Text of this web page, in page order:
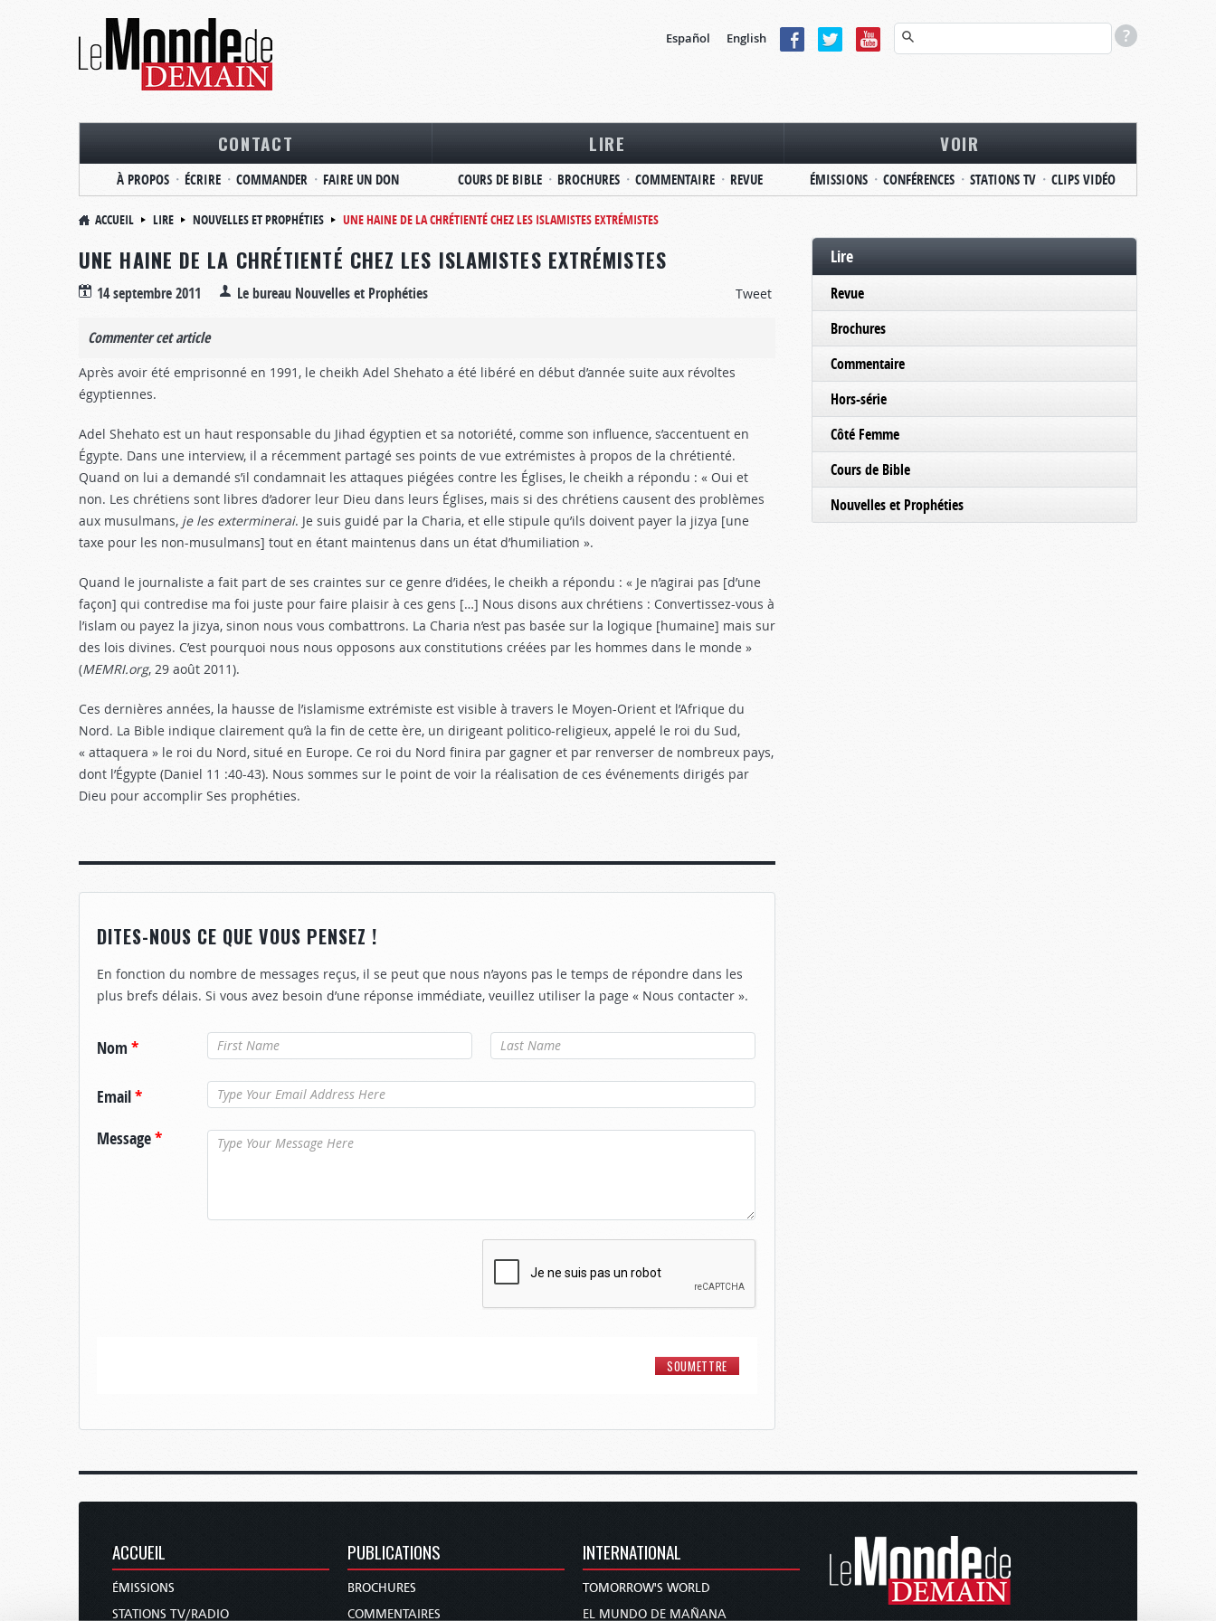
Español English
CONTACT
À PROPOS ÉCRIRE COMMANDER FAIRE UN DON
LIRE
COURS DE BIBLE BROCHURES COMMENTAIRE REVUE
VOIR
ÉMISSIONS CONFÉRENCES STATIONS TV CLIPS VIDÉO
ACCUEIL LIRE NOUVELLES ET PROPHÉTIES UNE HAINE DE LA CHRÉTIENTÉ CHEZ LES ISLAMISTES EXTRÉMISTES
UNE HAINE DE LA CHRÉTIENTÉ CHEZ LES ISLAMISTES EXTRÉMISTES
14 septembre 2011 Le bureau Nouvelles et Prophéties Tweet
Commenter cet article
Après avoir été emprisonné en 1991, le cheikh Adel Shehato a été libéré en début d’année suite aux révoltes
égyptiennes.
Adel Shehato est un haut responsable du Jihad égyptien et sa notoriété, comme son influence, s’accentuent en
Égypte. Dans une interview, il a récemment partagé ses points de vue extrémistes à propos de la chrétienté.
Quand on lui a demandé s’il condamnait les attaques piégées contre les Églises, le cheikh a répondu : « Oui et
non. Les chrétiens sont libres d’adorer leur Dieu dans leurs Églises, mais si des chrétiens causent des problèmes
aux musulmans, je les exterminerai. Je suis guidé par la Charia, et elle stipule qu’ils doivent payer la jizya [une
taxe pour les non-musulmans] tout en étant maintenus dans un état d’humiliation ».
Quand le journaliste a fait part de ses craintes sur ce genre d’idées, le cheikh a répondu : « Je n’agirai pas [d’une
façon] qui contredise ma foi juste pour faire plaisir à ces gens […] Nous disons aux chrétiens : Convertissez-vous à
l’islam ou payez la jizya, sinon nous vous combattrons. La Charia n’est pas basée sur la logique [humaine] mais sur
des lois divines. C’est pourquoi nous nous opposons aux constitutions créées par les hommes dans le monde »
(MEMRI.org, 29 août 2011).
Ces dernières années, la hausse de l’islamisme extrémiste est visible à travers le Moyen-Orient et l’Afrique du
Nord. La Bible indique clairement qu’à la fin de cette ère, un dirigeant politico-religieux, appelé le roi du Sud,
« attaquera » le roi du Nord, situé en Europe. Ce roi du Nord finira par gagner et par renverser de nombreux pays,
dont l’Égypte (Daniel 11 :40-43). Nous sommes sur le point de voir la réalisation de ces événements dirigés par
Dieu pour accomplir Ses prophéties.
DITES-NOUS CE QUE VOUS PENSEZ !
En fonction du nombre de messages reçus, il se peut que nous n’ayons pas le temps de répondre dans les
plus brefs délais. Si vous avez besoin d’une réponse immédiate, veuillez utiliser la page « Nous contacter ».
Nom *
Nom de
famille*
Email*
Message*
Lire
Revue
Brochures
Commentaire
Hors-série
Côté Femme
Cours de Bible
Nouvelles et Prophéties
ACCUEIL
ÉMISSIONS
STATIONS TV/RADIO
PUBLICATIONS
BROCHURES
COMMENTAIRES
INTERNATIONAL
TOMORROW'S WORLD
EL MUNDO DE MAÑANA